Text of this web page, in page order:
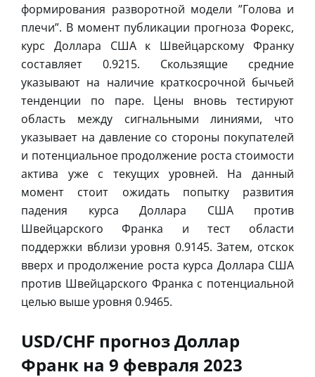
формирования разворотной модели ”Голова и
плечи”. В момент публикации прогноза Форекс,
курс Доллара США к Швейцарскому Франку
составляет 0.9215. Скользящие средние
указывают на наличие краткосрочной бычьей
тенденции по паре. Цены вновь тестируют
область между сигнальными линиями, что
указывает на давление со стороны покупателей
и потенциальное продолжение роста стоимости
актива уже с текущих уровней. На данный
момент стоит ожидать попытку развития
падения курса Доллара США против
Швейцарского Франка и тест области
поддержки вблизи уровня 0.9145. Затем, отскок
вверх и продолжение роста курса Доллара США
против Швейцарского Франка с потенциальной
целью выше уровня 0.9465.
USD/CHF прогноз Доллар
Франк на 9 февраля 2023